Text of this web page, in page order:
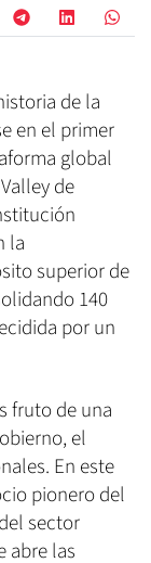
de la
en el primer
global
de
la
superior de
140
por un
fruto de una
el
En este
pionero del
sector
abre las